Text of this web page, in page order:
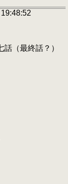
最終話？）